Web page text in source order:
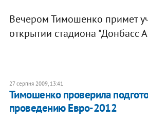
Вечером Тимошенко примет
открытии стадиона "Донбасс
27 серпня 2009, 13:41
Тимошенко проверила
проведению Евро-2012